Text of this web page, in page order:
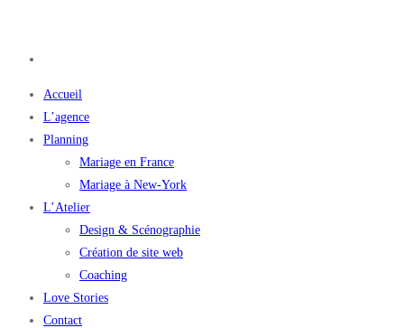
Accueil
L’agence
Planning
Mariage en France
Mariage à New-York
L’Atelier
Design & Scénographie
Création de site web
Coaching
Love Stories
Contact